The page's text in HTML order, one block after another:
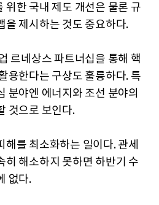
위한 국내 제도 개선은 물론 규
을 제시하는 것도 중요하다.
르네상스 파트너십을 통해 핵
용한다는 구상도 훌륭하다. 특
분야엔 에너지와 조선 분야의
것으로 보인다.
를 최소화하는 일이다. 관세
히 해소하지 못하면 하반기 수
없다.